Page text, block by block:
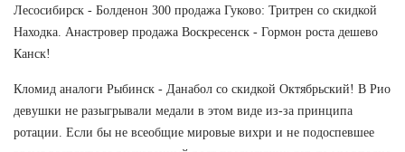
Лесосибирск - Болденон 300 продажа Гуково: Тритрен со скидкой
Находка. Анастровер продажа Воскресенск - Гормон роста дешево
Канск!
Кломид аналоги Рыбинск - Данабол со скидкой Октябрьский! В Рио
девушки не разыгрывали медали в этом виде из-за принципа
ротации. Если бы не всеобщие мировые вихри и не подоспевшее